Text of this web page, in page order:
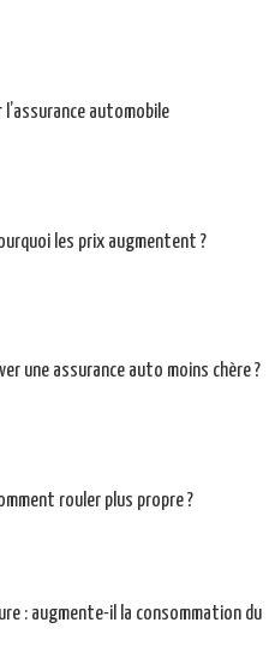
automobile
les prix augmentent ?
une assurance auto moins chère ?
rouler plus propre ?
: augmente-il la consommation du